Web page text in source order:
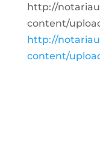
http://
content/
http://
content/